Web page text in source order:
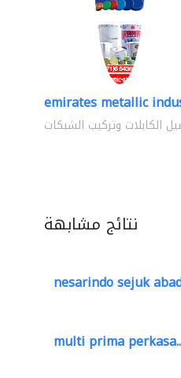
emirates metallic
الكابلات وتركيب الشبكات
نتائج مشابهة
nesarindo sejuk
multi prima perkasa..